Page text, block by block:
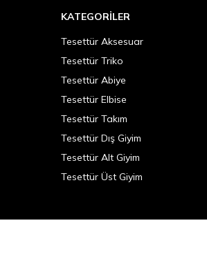
KATEGORILER
Tesettür Aksesuar
Tesettür Triko
Tesettür Abiye
Tesettür Elbise
Tesettür Takım
Tesettür Dış Giyim
Tesettür Alt Giyim
Tesettür Üst Giyim